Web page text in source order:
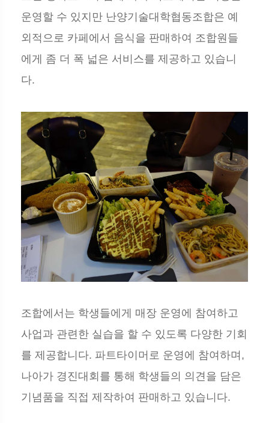
운영할 수 있지만 난양기술대학협동조합은 예
외적으로 카페에서 음식을 판매하여 조합원들
에게 좀 더 폭 넓은 서비스를 제공하고 있습니
다.
조합에서는 학생들에게 매장 운영에 참여하고
사업과 관련한 실습을 할 수 있도록 다양한 기회
를 제공합니다. 파트타이머로 운영에 참여하며,
나아가 경진대회를 통해 학생들의 의견을 담은
기념품을 직접 제작하여 판매하고 있습니다.